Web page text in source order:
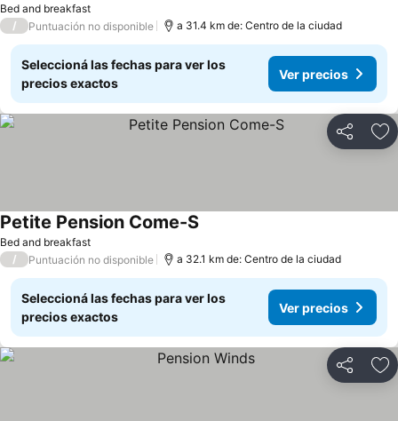
Bed and breakfast
/ Puntuación no disponible a 31.4 km de: Centro de la ciudad
Seleccioná las fechas para ver los
precios exactos
Ver precios
Compartir
Bed and breakfast
Petite Pension Come-S
/ Puntuación no disponible a 32.1 km de: Centro de la ciudad
Seleccioná las fechas para ver los
precios exactos
Ver precios
Compartir